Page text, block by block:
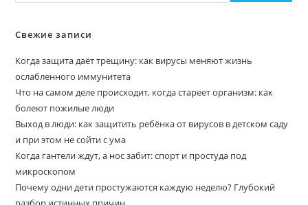
Свежие записи
Когда защита даёт трещину: как вирусы меняют жизнь
ослабленного иммунитета
Что на самом деле происходит, когда стареет организм: как
болеют пожилые люди
Выход в люди: как защитить ребёнка от вирусов в детском саду
и при этом не сойти с ума
Когда гантели ждут, а нос забит: спорт и простуда под
микроскопом
Почему одни дети простужаются каждую неделю? Глубокий